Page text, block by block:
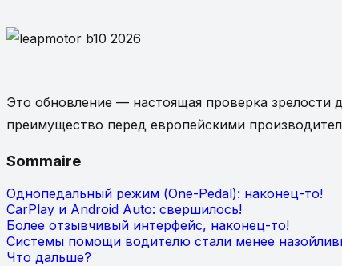
Это обновление — настоящая проверка зрелости
преимущество перед европейскими
Sommaire
Однопедальный режим (One-Pedal): наконец-то!
CarPlay и Android Auto: свершилось!
Более отзывчивый интерфейс, наконец-то!
Системы помощи водителю стали менее
Что дальше?